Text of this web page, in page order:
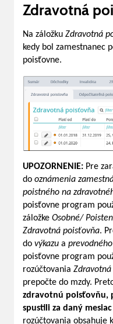
Zdravotná
Na záložku Zdravotná
kedy bol zamestnanec
poisťovne.
UPOZORNENIE: Pre
do oznámenia
poistného na
poisťovne program
záložke Osobné/
Zdravotná poisťovňa.
do výkazu a
poisťovne program
rozúčtovania
prepočte do mzdy.
zdravotnú poisťovňu,
spustili za daný
rozúčtovania obsahuje